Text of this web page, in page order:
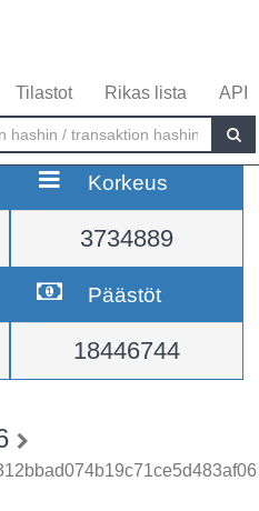
Tilastot Rikas lista API
Korkeus
3734889
Päästöt
18446744